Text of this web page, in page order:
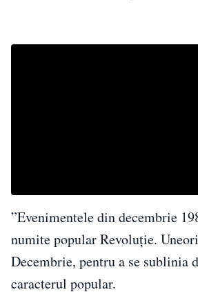
”Evenimentele din decembrie
numite popular Revoluție.
Decembrie, pentru a se sublinia
caracterul popular.